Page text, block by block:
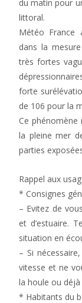
du matin pour
littoral.
Météo France
dans la
très fortes
forte
de 106 pour la
Ce phénomène
la pleine mer
parties
Rappel aux
* Consignes
– Evitez de
et d’estuaire.
situation en
– Si
vitesse et ne
la houle ou déjà
* Habitants du